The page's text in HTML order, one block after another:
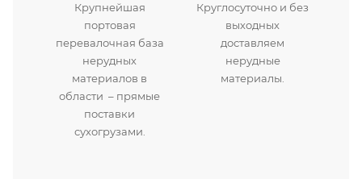
Крупнейшая
портовая
перевалочная база
нерудных
материалов в
области – прямые
поставки
сухогрузами.
Круглосуточно и без
выходных
доставляем
нерудные
материалы.